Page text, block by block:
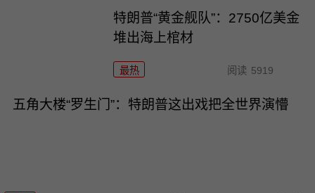
特朗普“黄金舰队”：2750亿美金
堆出海上棺材
最热 阅读 5919
五角大楼“罗生门”：特朗普这出戏把全世界演懵